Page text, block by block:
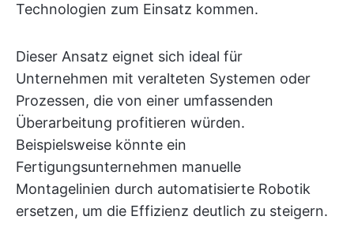
Technologien zum Einsatz kommen.
Dieser Ansatz eignet sich ideal für
Unternehmen mit veralteten Systemen oder
Prozessen, die von einer umfassenden
Überarbeitung profitieren würden.
Beispielsweise könnte ein
Fertigungsunternehmen manuelle
Montagelinien durch automatisierte Robotik
ersetzen, um die Effizienz deutlich zu steigern.